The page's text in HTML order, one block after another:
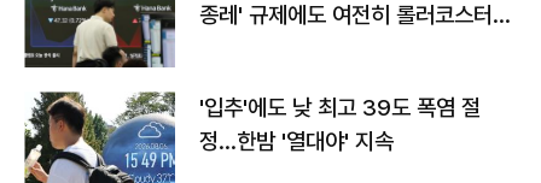
종레' 규제에도 여전히 롤러코스터
'입추'에도 낮 최고 39도 폭염 절
정…한밤 '열대야' 지속